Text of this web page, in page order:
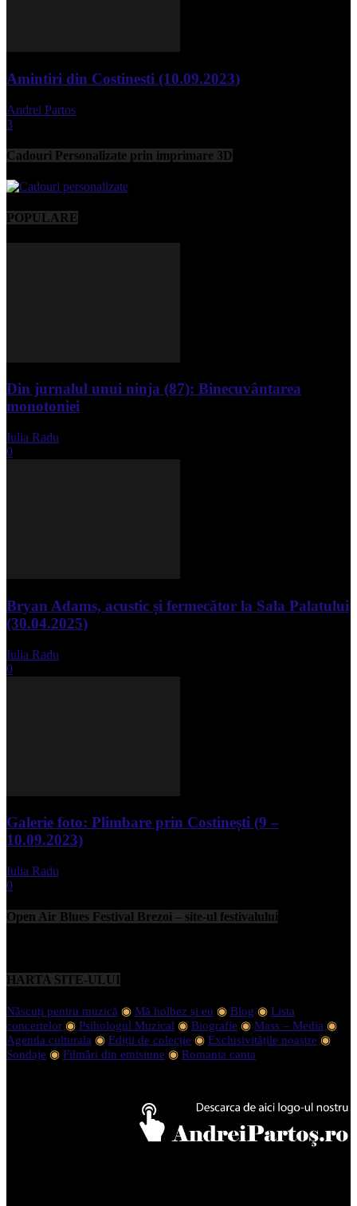
Amintiri din Costinesti (10.09.2023)
Andrei Partos
3
Cadouri Personalizate prin imprimare 3D
POPULARE
Din jurnalul unui ninja (87): Binecuvântarea
monotoniei
Iulia Radu
0
Bryan Adams, acustic și fermecător la Sala Palatului
(30.04.2025)
Iulia Radu
0
Galerie foto: Plimbare prin Costinești (9 –
10.09.2023)
Iulia Radu
0
Open Air Blues Festival Brezoi – site-ul festivalului
HARTA SITE-ULUI
Născuți pentru muzică ◉ Mă holbez și eu ◉ Blog ◉ Lista
concertelor ◉ Psihologul Muzical ◉ Biografie ◉ Mass – Media ◉
Agenda culturala ◉ Ediții de colecție ◉ Exclusivitățile noastre ◉
Sondaje ◉ Filmări din emisiune ◉ Romania canta